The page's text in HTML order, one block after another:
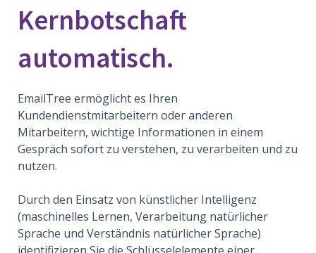
Kernbotschaft
automatisch.
EmailTree ermöglicht es Ihren
Kundendienstmitarbeitern oder anderen
Mitarbeitern, wichtige Informationen in einem
Gespräch sofort zu verstehen, zu verarbeiten und zu
nutzen.
Durch den Einsatz von künstlicher Intelligenz
(maschinelles Lernen, Verarbeitung natürlicher
Sprache und Verständnis natürlicher Sprache)